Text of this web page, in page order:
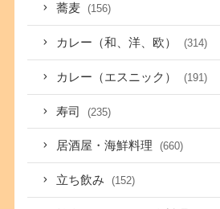
蕎麦 (156)
カレー（和、洋、欧） (314)
カレー（エスニック） (191)
寿司 (235)
居酒屋・海鮮料理 (660)
立ち飲み (152)